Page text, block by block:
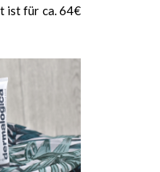
ist für ca. 64€